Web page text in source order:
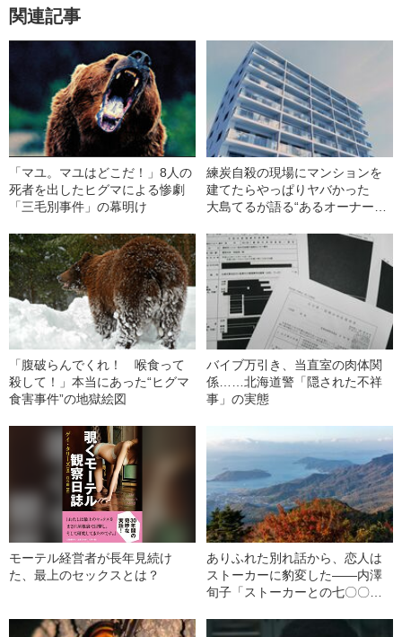
関連記事
「マユ。マユはどこだ！」8人の
死者を出したヒグマによる惨劇
「三毛別事件」の幕明け
練炭自殺の現場にマンションを
建てたらやっぱりヤバかった
大島てるが語る“あるオーナーの
「腹破らんでくれ！ 喉食って
殺して！」本当にあった“ヒグマ
食害事件”の地獄絵図
バイブ万引き、当直室の肉体関
係……北海道警「隠された不祥
事」の実態
モーテル経営者が長年見続け
た、最上のセックスとは？
ありふれた別れ話から、恋人は
ストーカーに豹変した――内澤
旬子「ストーカーとの七〇〇日